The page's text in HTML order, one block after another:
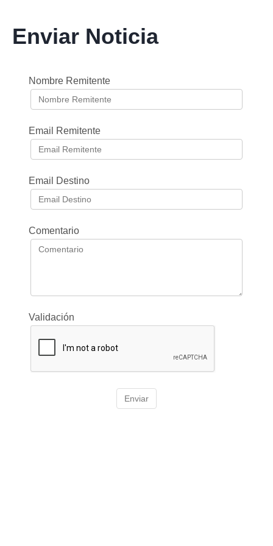
Enviar Noticia
Nombre Remitente
Email Remitente
Email Destino
Comentario
Validación